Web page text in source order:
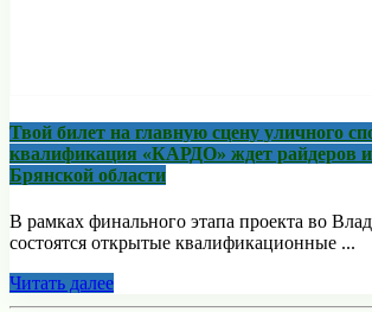
Твой билет на главную сцену уличного
квалификация «КАРДО» ждет райдеров и
Брянской области
В рамках финального этапа проекта во
состоятся открытые квалификационные ...
Читать далее